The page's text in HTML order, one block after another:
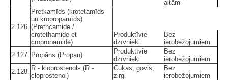
aitām
2.126.
Pretkamīds (krotetamīds
un kropropamīds)
(Prethcamide /
crotethamide et
cropropamide)
Produktīvie
dzīvnieki
Bez
ierobežojumiem
2.127. Propāns (Propan)
Produktīvie
dzīvnieki
Bez
ierobežojumiem
2.128. R - kloprostenols (R -
cloprostenol)
Cūkas, govis,
zirgi
Bez
ierobežojumiem